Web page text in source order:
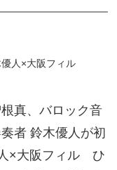
人×大阪フィル
真、バロック音
者 鈴木優人が初
×大阪フィル ひ